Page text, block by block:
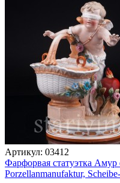
Артикул: 03412
Фарфорвая статуэтка
Porzellanmanufaktur,